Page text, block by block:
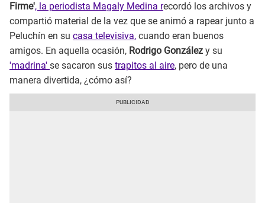
Firme', la periodista Magaly Medina recordó los archivos y
compartió material de la vez que se animó a rapear junto a
Peluchín en su casa televisiva, cuando eran buenos
amigos. En aquella ocasión, Rodrigo González y su
'madrina' se sacaron sus trapitos al aire, pero de una
manera divertida, ¿cómo así?